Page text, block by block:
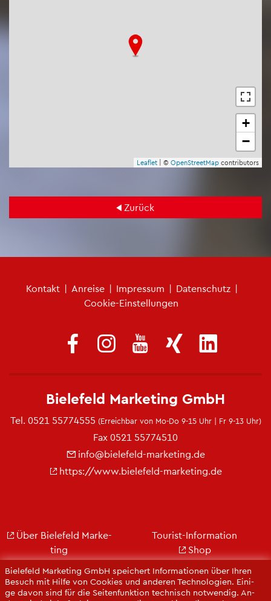
+
−
Leaf­let | © Open­Street­Map con­tri­bu­tors
Zu­rück
Kon­takt | An­rei­se | Im­pres­sum | Da­ten­schutz |
Coo­kie-Ein­stel­lun­gen
Bie­le­feld Mar­ke­ting GmbH spei­chert In­for­ma­tio­nen über Ihren
Be­such mit Hilfe von Coo­kies und an­de­ren Tech­no­lo­gi­en. Ei­ni­
ge davon sind für die Sei­ten­funk­ti­on tech­nisch not­wen­dig. An­
Bie­le­feld Mar­ke­ting GmbH
Tel. 0521 55774555 (Er­reich­bar von Mo-Do 9-15 Uhr | Fr 9-13 Uhr)
Fax 0521 55774510
info@​bielefeld-​marketing.​de
https://​www.​bielefeld-​marketing.​de
Über Bie­le­feld Mar­ke­
ting
Jobs
Kon­takt
Ge­schäfts­be­richt
Tou­rist-In­for­ma­ti­on
Shop
City Bie­le­feld
Bie­le­feld-Gut­schein
Web­cams